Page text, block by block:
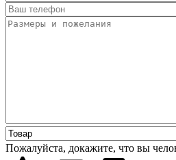
Пожалуйста, докажите, что вы